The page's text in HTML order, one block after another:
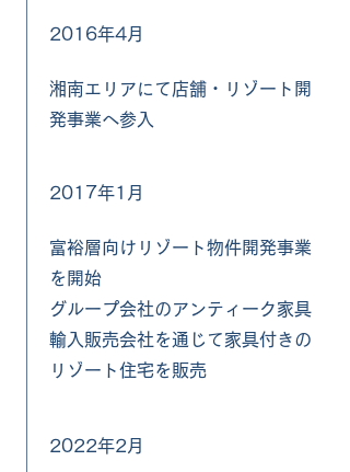
2016年4月
湘南エリアにて店舗・リゾート開
発事業へ参入
2017年1月
富裕層向けリゾート物件開発事業
を開始
グループ会社のアンティーク家具
輸入販売会社を通じて家具付きの
リゾート住宅を販売
2022年2月